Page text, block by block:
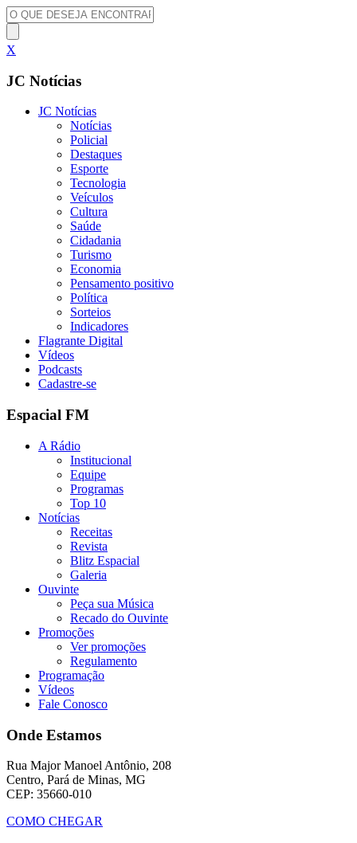
X
JC Notícias
JC Notícias
Notícias
Policial
Destaques
Esporte
Tecnologia
Veículos
Cultura
Saúde
Cidadania
Turismo
Economia
Pensamento positivo
Política
Sorteios
Indicadores
Flagrante Digital
Vídeos
Podcasts
Cadastre-se
Espacial FM
A Rádio
Institucional
Equipe
Programas
Top 10
Notícias
Receitas
Revista
Blitz Espacial
Galeria
Ouvinte
Peça sua Música
Recado do Ouvinte
Promoções
Ver promoções
Regulamento
Programação
Vídeos
Fale Conosco
Onde Estamos
Rua Major Manoel Antônio, 208
Centro, Pará de Minas, MG
CEP: 35660-010
COMO CHEGAR